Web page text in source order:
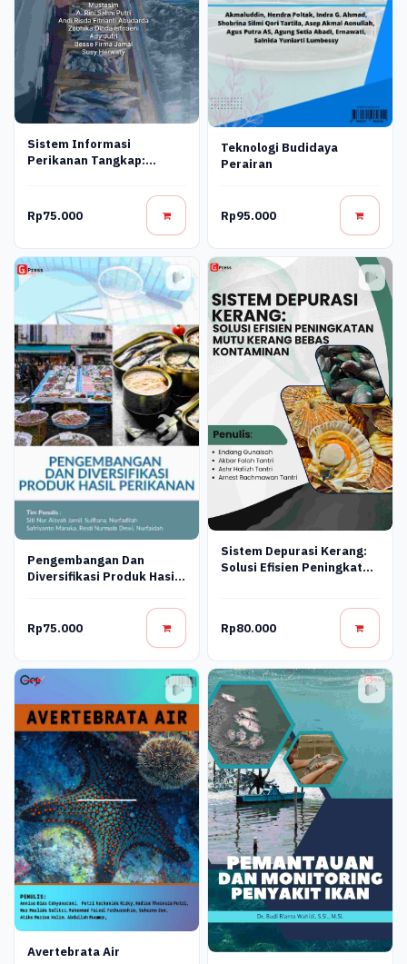
Sistem Informasi
Perikanan Tangkap:
Remote Sensing Dalam
Pengelolaan Sumber Daya
Laut
Rp75.000
Teknologi Budidaya
Perairan
Rp95.000
Pengembangan Dan
Diversifikasi Produk Hasil
Rp75.000
Sistem Depurasi Kerang:
Solusi Efisien Peningkatan
Rp80.000
Avertebrata Air